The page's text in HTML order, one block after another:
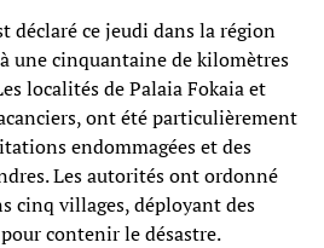
déclaré ce jeudi dans la région
une cinquantaine de kilomètres
localités de Palaia Fokaia et
ont été particulièrement
endommagées et des
Les autorités ont ordonné
cinq villages, déployant des
contenir le désastre.